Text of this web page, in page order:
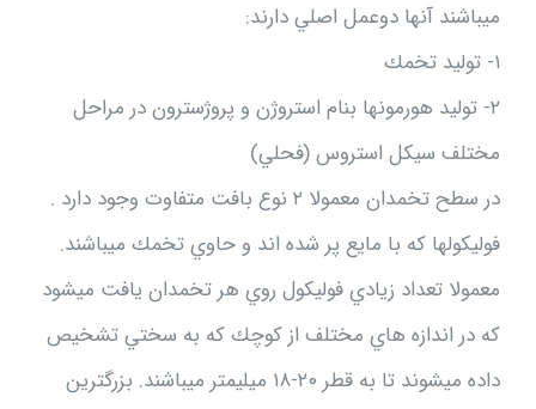
ميباشند آنها دوعمل اصلي دارند:
۱- توليد تخمك
۲- توليد هورمونها بنام استروژن و پروژسترون در مراحل
مختلف سيكل استروس (فحلي)
در سطح تخمدان معمولا ۲ نوع بافت متفاوت وجود دارد .
فوليكولها كه با مايع پر شده اند و حاوي تخمك ميباشند.
معمولا تعداد زيادي فوليكول روي هر تخمدان يافت ميشود
كه در اندازه هاي مختلف از كوچك كه به سختي تشخيص
داده ميشوند تا به قطر ۲۰-۱۸ ميليمتر ميباشند. بزرگترين